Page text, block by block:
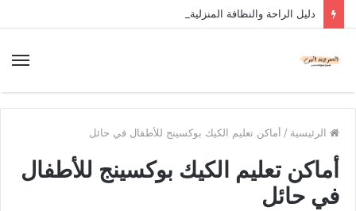
دليل الراحة والنظافة المنزلية
الرئيسية / أماكن تعليم الكيك بوكسينج للأطفال في حائل
أماكن تعليم الكيك بوكسينج للأطفال
في حائل